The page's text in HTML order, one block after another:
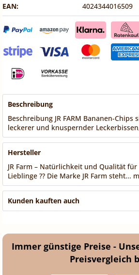
EAN:
4024344016509
Beschreibung
Beschreibung JR FARM Bananen-
leckerer und knuspernder
Hersteller
JR Farm – Natürlichkeit und Qualität
Lieblinge ?? Die Marke JR Farm steht...
Kunden kauften auch
Immer günstige Preise -
Preisvergleich